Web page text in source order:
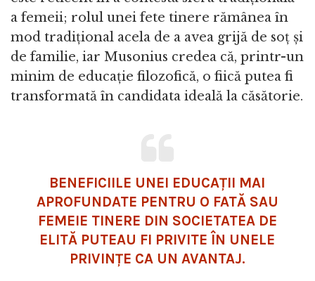
a femeii; rolul unei fete tinere rămânea în
mod tradițional acela de a avea grijă de soț și
de familie, iar Musonius credea că, printr-un
minim de educație filozofică, o fiică putea fi
transformată în candidata ideală la căsătorie.
BENEFICIILE UNEI EDUCAȚII MAI
APROFUNDATE PENTRU O FATĂ SAU
FEMEIE TINERE DIN SOCIETATEA DE
ELITĂ PUTEAU FI PRIVITE ÎN UNELE
PRIVINȚE CA UN AVANTAJ.